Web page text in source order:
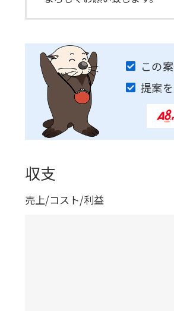
この
提案
収支
売上/コスト/利益